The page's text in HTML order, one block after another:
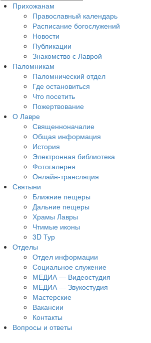
Прихожанам
Православный календарь
Расписание богослужений
Новости
Публикации
Знакомство с Лаврой
Паломникам
Паломнический отдел
Где остановиться
Что посетить
Пожертвование
О Лавре
Священноначалие
Общая информация
История
Электронная библиотека
Фотогалерея
Онлайн-трансляция
Святыни
Ближние пещеры
Дальние пещеры
Храмы Лавры
Чтимые иконы
3D Тур
Отделы
Отдел информации
Социальное служение
МЕДИА — Видеостудия
МЕДИА — Звукостудия
Мастерские
Вакансии
Контакты
Вопросы и ответы